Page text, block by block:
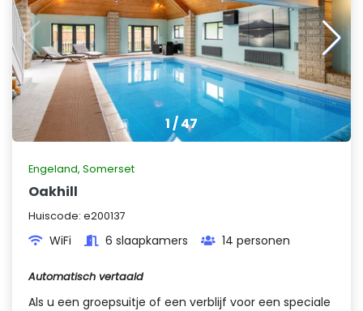
1/47
Engeland, Somerset
Oakhill
Huiscode: e200137
WiFi 6 slaapkamers 14 personen
Automatisch vertaald
Als u een groepsuitje of een verblijf voor een speciale